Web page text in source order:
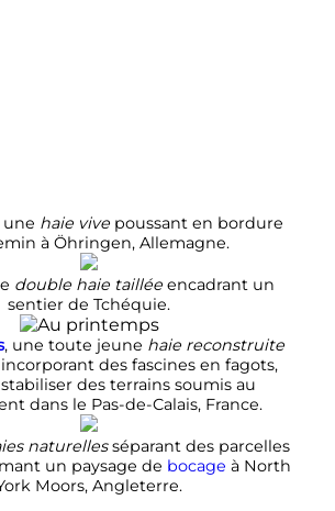
une haie vivepoussant en bordure
à Öhringen, Allemagne.
double haie taillée encadrant un
sentier de Tchéquie.
, une toute jeune haie reconstruite
des fascines en fagots,
des terrains soumis au
dans le Pas-de-Calais, France.
naturellesséparant des parcelles
un paysage de bocage à North
Moors, Angleterre.